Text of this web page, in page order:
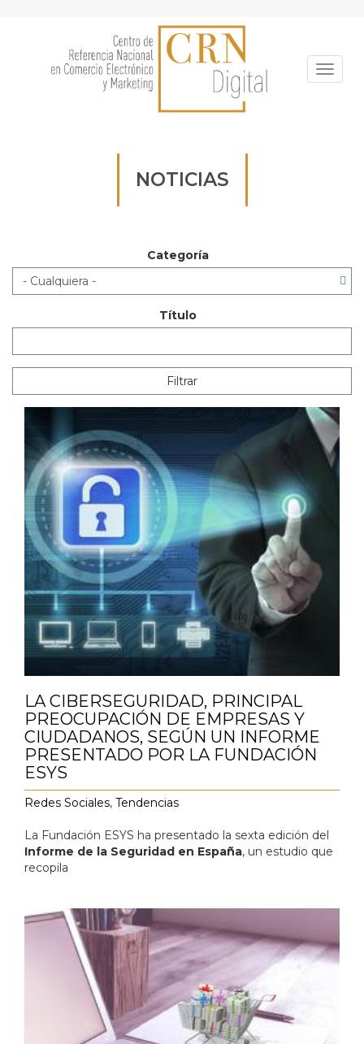
NOTICIAS
Categoría
Título
Filtrar
LA CIBERSEGURIDAD, PRINCIPAL
PREOCUPACIÓN DE EMPRESAS Y
CIUDADANOS, SEGÚN UN INFORME
PRESENTADO POR LA FUNDACIÓN
ESYS
Redes Sociales, Tendencias
La Fundación ESYS ha presentado la sexta edición del
Informe de la Seguridad en España, un estudio que
recopila